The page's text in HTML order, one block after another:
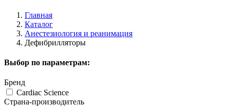
Главная
Каталог
Анестезиология и реанимация
Дефибрилляторы
Выбор по параметрам:
Бренд
Cardiac Science
Страна-производитель